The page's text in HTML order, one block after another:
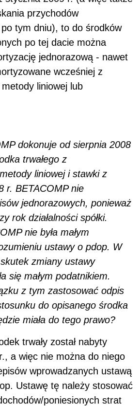
przychodów
tym dniu), to do środków
po tej dacie można
jednorazową - nawet
wcześniej z
liniowej lub
dokonuje od sierpnia 2008
trwałego z
liniowej i stawki z
r. BETACOMP nie
jednorazowych, ponieważ
rok działalności spółki.
nie była małym
ustawy o pdop. W
zmiany ustawy
się małym podatnikiem.
z tym zastosować odpis
do opisanego środka
miała do tego prawo?
trwały został nabyty
a więc nie można do niego
wprowadzanych ustawą
Ustawę tę należy stosować
poniesionych strat